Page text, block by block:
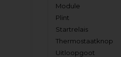
Module
Plint
Startrelais
Thermostaatknop
Uitloopgoot